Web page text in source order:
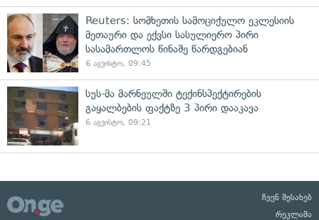
Reuters: სომხეთის სამოციქულო ეკლესიის
მეთაური და ექვსი სასულიერო პირი
სასამართლოს წინაშე წარდგებიან
6 აგვისტო, 09:45
სუს-მა მარნეულში ტექინსპექტირების
გაყალბების ფაქტზე 3 პირი დააკავა
6 აგვისტო, 09:21
ჩვენ შესახებ
რეკლამა